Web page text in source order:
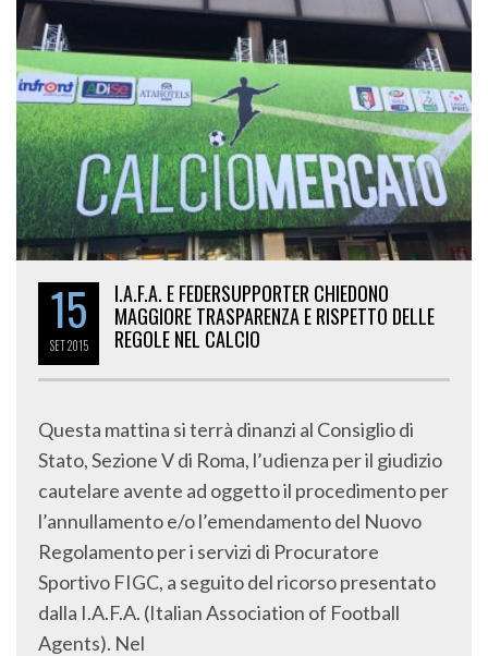
15
SET2015
I.A.F.A. E FEDERSUPPORTER CHIEDONO
MAGGIORE TRASPARENZA E RISPETTO DELLE
REGOLE NEL CALCIO
Questa mattina si terrà dinanzi al Consiglio di
Stato, Sezione V di Roma, l’udienza per il giudizio
cautelare avente ad oggetto il procedimento per
l’annullamento e/o l’emendamento del Nuovo
Regolamento per i servizi di Procuratore
Sportivo FIGC, a seguito del ricorso presentato
dalla I.A.F.A. (Italian Association of Football
Agents). Nel